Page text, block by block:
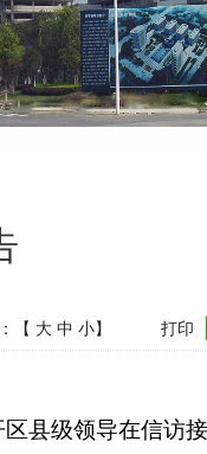
【 大 中 小】 打印
县级领导在信访